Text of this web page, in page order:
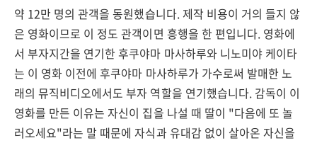
약 12만 명의 관객을 동원했습니다. 제작 비용이 거의 들지 않
은 영화이므로 이 정도 관객이면 흥행을 한 편입니다. 영화에
서 부자지간을 연기한 후쿠야마 마사하루와 니노미야 케이타
는 이 영화 이전에 후쿠야마 마사하루가 가수로써 발매한 노
래의 뮤직비디오에서도 부자 역할을 연기했습니다. 감독이 이
영화를 만든 이유는 자신이 집을 나설 때 딸이 "다음에 또 놀
러오세요"라는 말 때문에 자식과 유대감 없이 살아온 자신을